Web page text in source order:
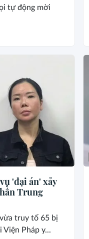
tự động mời
'đại án' xảy
Trung
truy tố 65 bị
Viện Pháp y...